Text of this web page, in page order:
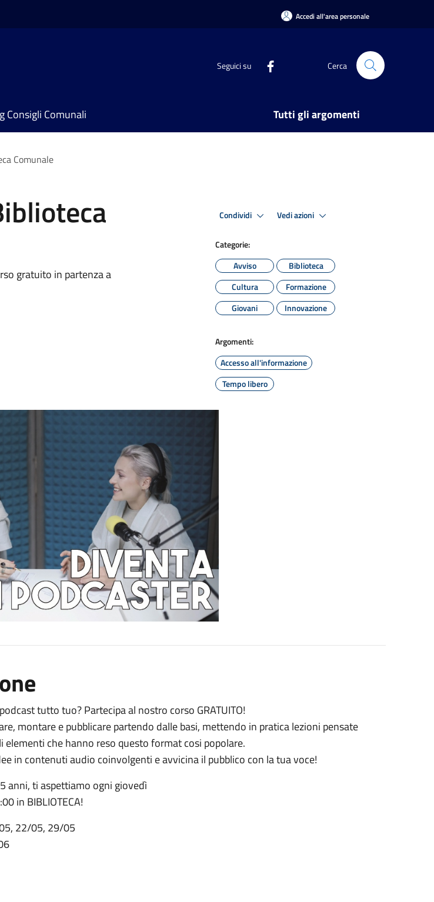
Accedi all'area personale
Seguici su Cerca
Consigli Comunali Tutti gli argomenti
Comunale
gratuito in partenza a
Condividi Vedi azioni
Categorie:
Avviso
Biblioteca
Cultura
Formazione
Giovani
Innovazione
Argomenti:
Accesso all'informazione
Tempo libero
tutto tuo? Partecipa al nostro corso GRATUITO!
montare e pubblicare partendo dalle basi, mettendo in pratica lezioni pensate
elementi che hanno reso questo format cosi popolare.
in contenuti audio coinvolgenti e avvicina il pubblico con la tua voce!
anni, ti aspettiamo ogni giovedì
in BIBLIOTECA!
22/05, 29/05